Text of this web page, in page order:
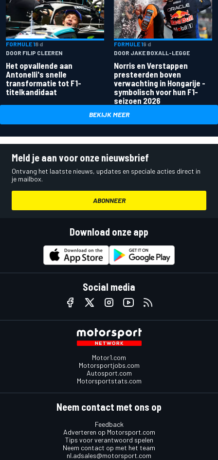
FORMULE 18 d
DOOR FILIP CLEEREN
Het opvallende aan
Antonelli's snelle
transformatie tot F1-
titelkandidaat
FORMULE 19 d
DOOR JAKE BOXALL-LEGGE
Norris en Verstappen
presteerden boven
verwachting in Hongarije -
symbolisch voor hun F1-
seizoen 2026
BEKIJK MEER
Meld je aan voor onze nieuwsbrief
Ontvang het laatste nieuws, updates en speciale acties direct in
je mailbox.
ABONNEER
Download onze app
Social media
Motor1.com
Motorsportjobs.com
Autosport.com
Motorsportstats.com
Neem contact met ons op
Feedback
Adverteren op Motorsport.com
Tips voor verantwoord spelen
Neem contact op met het team
nl.adsales@motorsport.com